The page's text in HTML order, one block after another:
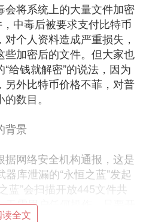
将系统上的大量文件加密
中毒后被要求支付比特币
个人资料造成严重损失，
加密后的文件。但大家也
给钱就解密”的说法，因为
外比特币价格不菲，对普
数目。
背景
网络安全机构通报，这是
库泄漏的“永恒之蓝”发起
蓝”会扫描开放445文件共
无需用户任何操作，只要开
电脑和服务器中植入勒索软
读全文